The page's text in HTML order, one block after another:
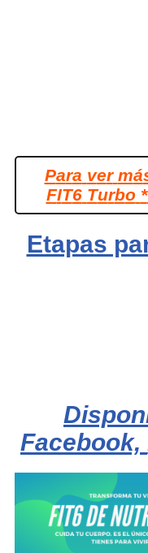
Para ver má
FIT6 Turbo *
Etapas
Facebook,